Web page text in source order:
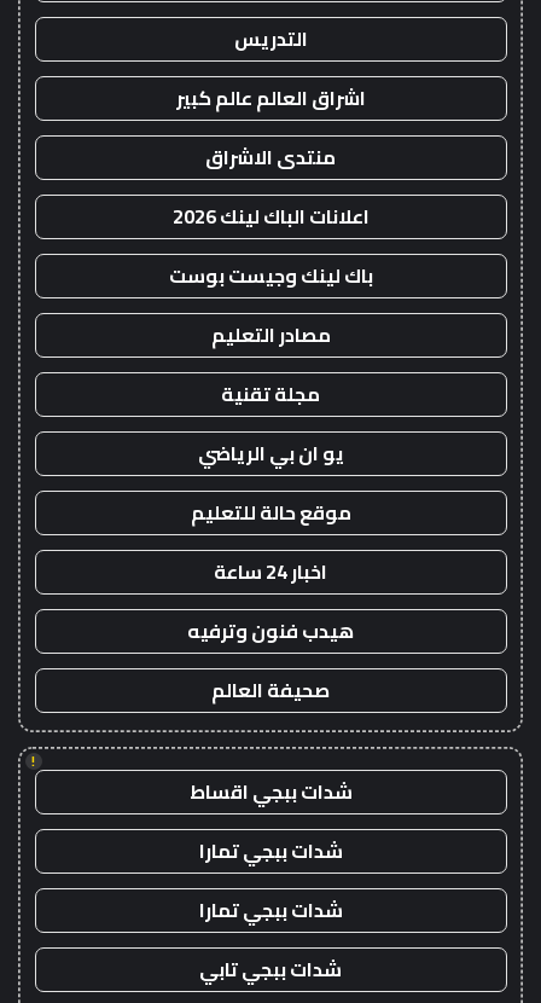
التدريس
اشراق العالم عالم كبير
منتدى الاشراق
اعلانات الباك لينك 2026
باك لينك وجيست بوست
مصادر التعليم
مجلة تقنية
يو ان بي الرياضي
موقع حالة للتعليم
اخبار 24 ساعة
هيدب فنون وترفيه
صحيفة العالم
!
شدات ببجي اقساط
شدات ببجي تمارا
شدات ببجي تمارا
شدات ببجي تابي